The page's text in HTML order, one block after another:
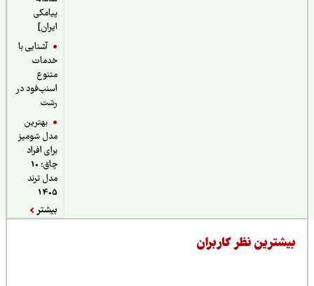
پیامکی
آشنایی با
خدمات
اسنپ‌فود در
بهترین
مدل شومیز
برای افراد
چاق؛ 10
مدل ترند
نظر کاربران